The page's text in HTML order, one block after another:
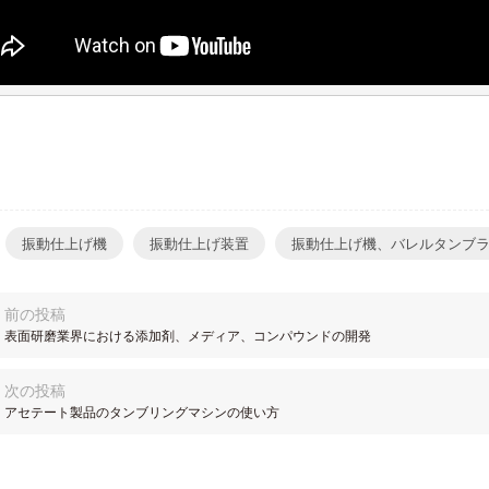
振動仕上げ機 振動仕上げ装置 振動仕上げ機、バレルタンブラ
前の投稿
表面研磨業界における添加剤、メディア、コンパウンドの開発
次の投稿
アセテート製品のタンブリングマシンの使い方